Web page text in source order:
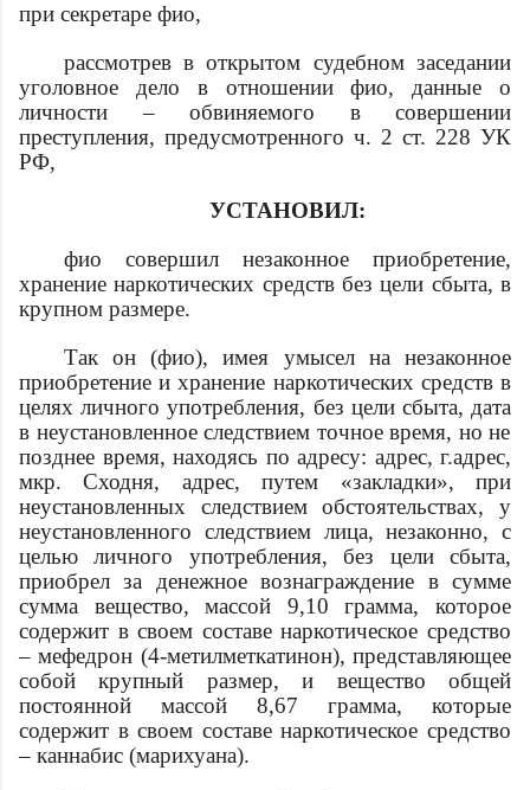
при секретаре фио,
рассмотрев в открытом судебном заседании
уголовное дело в отношениифио, данные о
личности – обвиняемого в совершении
преступления, предусмотренного ч. 2 ст. 228 УК
РФ,
УСТАНОВИЛ:
фио совершил незаконное приобретение,
хранение наркотических средств без цели сбыта, в
крупном размере.
Так он (фио), имея умысел на незаконное
приобретение и хранение наркотических средств в
целях личного употребления, без цели сбыта, дата
в неустановленное следствием точное время, но не
позднее время, находясь по адресу: адрес, г.адрес,
мкр. Сходня, адрес, путем «закладки», при
неустановленных следствием обстоятельствах, у
неустановленного следствием лица, незаконно, с
целью личного употребления, без цели сбыта,
приобрел за денежное вознаграждение в сумме
сумма вещество, массой 9,10 грамма, которое
содержит в своем составе наркотическое средство
– мефедрон (4-метилметкатинон), представляющее
собой крупный размер, и вещество общей
постоянной массой 8,67 грамма, которые
содержит в своем составе наркотическое средство
– каннабис (марихуана).